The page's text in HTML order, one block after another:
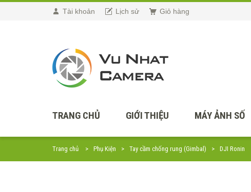
Tài khoản Lịch sử Giỏ hàng
TRANG CHỦ GIỚI THIỆU MÁY ẢNH SỐ
Trang chủ Phụ Kiện Tay cầm chống rung (Gimbal) DJI Ronin